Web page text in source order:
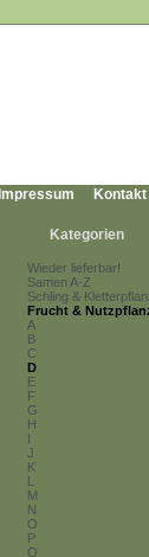
Impressum Kontakt
Kategorien
Wieder lieferbar!
Samen A-Z
Schling &
Frucht &
A
B
C
D
E
F
G
H
I
J
K
L
M
N
O
P
Q